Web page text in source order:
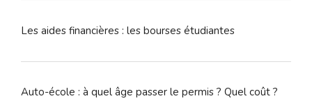
Les aides financières : les bourses étudiantes
Auto-école : à quel âge passer le permis ? Quel coût ?